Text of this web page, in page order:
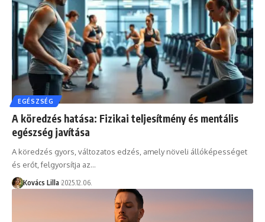
EGÉSZSÉG
A köredzés hatása: Fizikai teljesítmény és mentális
egészség javítása
A köredzés gyors, változatos edzés, amely növeli állóképességet
és erőt, felgyorsítja az…
Kovács Lilla 2025.12.06.